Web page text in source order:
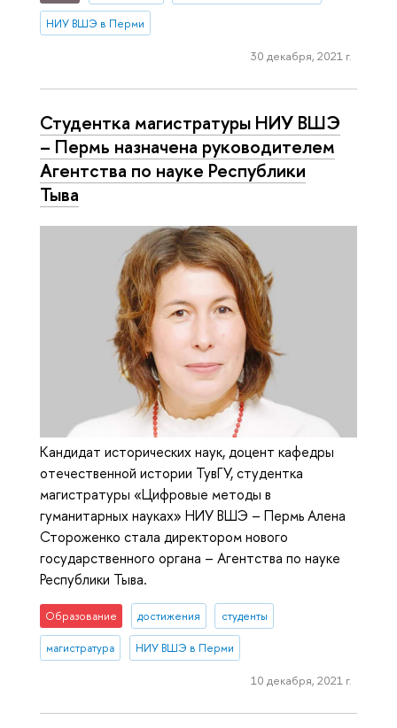
НИУ ВШЭ в Перми
30 декабря, 2021 г.
Студентка магистратуры НИУ ВШЭ
– Пермь назначена руководителем
Агентства по науке Республики
Тыва
Кандидат исторических наук, доцент кафедры
отечественной истории ТувГУ, студентка
магистратуры «Цифровые методы в
гуманитарных науках» НИУ ВШЭ – Пермь Алена
Стороженко стала директором нового
государственного органа – Агентства по науке
Республики Тыва.
Образование достижения студенты
магистратура НИУ ВШЭ в Перми
10 декабря, 2021 г.